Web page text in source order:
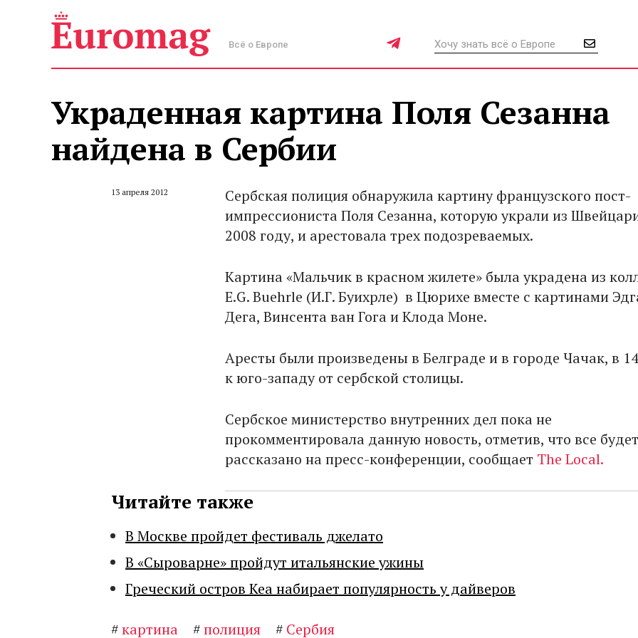
Всё о Европе
Украденная картина Поля Сезанна
найдена в Сербии
13 апреля 2012
Сербская полиция обнаружила картину французского пост-
импрессиониста Поля Сезанна, которую украли из
2008 году, и арестовала трех подозреваемых.
Картина «Мальчик в красном жилете» была украдена из
E.G. Buehrle (И.Г. Буихрле) в Цюрихе вместе с картинами
Дега, Винсента ван Гога и Клода Моне.
Аресты были произведены в Белграде и в городе Чачак, в
к юго-западу от сербской столицы.
Сербское министерство внутренних дел пока не
прокомментировала данную новость, отметив, что все будет
рассказано на пресс-конференции, сообщает The Local.
Читайте также
В Москве пройдет фестиваль джелато
В «Сыроварне» пройдут итальянские ужины
Греческий остров Кеа набирает популярность у дайверов
#картина #полиция # Сербия